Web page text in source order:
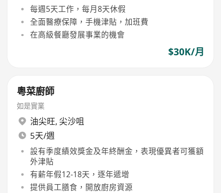
每週5天工作，每月8天休假
全面醫療保障，手機津貼，加班費
在高級餐廳發展事業的機會
$30K/月
粵菜廚師
如是實業
油尖旺, 尖沙咀
5天/週
設有季度績效獎金及年終酬金，表現優異者可獲額
外津貼
有薪年假12-18天，逐年遞增
提供員工膳食，開放廚房資源